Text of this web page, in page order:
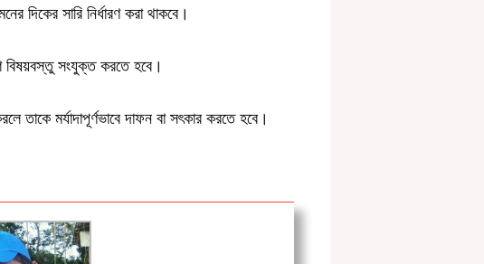
দিকের সারি নির্ধারণ করা থাকবে।
বিষয়বস্তু সংযুক্ত করতে হবে।
তাকে মর্যাদাপূর্ণভাবে দাফন বা সৎকার করতে হবে।